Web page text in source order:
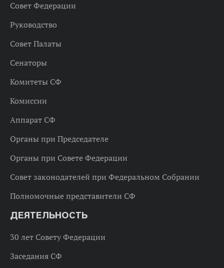
Совет Федерации
Руководство
Совет Палаты
Сенаторы
Комитеты СФ
Комиссии
Аппарат СФ
Органы при Председателе
Органы при Совете Федерации
Совет законодателей при Федеральном Собрании
Полномочные представители СФ
ДЕЯТЕЛЬНОСТЬ
30 лет Совету Федерации
Заседания СФ